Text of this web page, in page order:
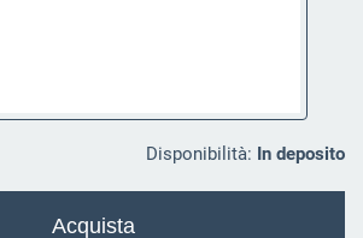
Disponibilità: In deposito